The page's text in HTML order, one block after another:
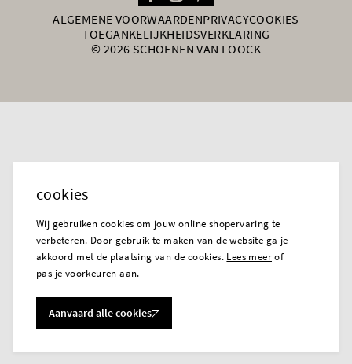
ALGEMENE VOORWAARDENPRIVACYCOOKIES
TOEGANKELIJKHEIDSVERKLARING
© 2026 SCHOENEN VAN LOOCK
cookies
Wij gebruiken cookies om jouw online shopervaring te
verbeteren. Door gebruik te maken van de website ga je
akkoord met de plaatsing van de cookies. Lees meerof
pas je voorkeuren aan.
Aanvaard alle cookies